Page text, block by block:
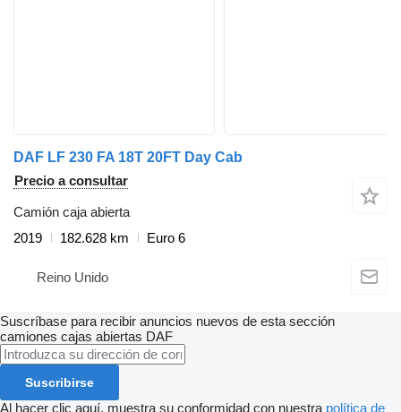
DAF LF 230 FA 18T 20FT Day Cab
Precio a consultar
Camión caja abierta
2019
182.628 km Euro 6
Reino Unido
Suscríbase para recibir anuncios nuevos de esta sección
camiones cajas abiertas DAF
Suscribirse
Al hacer clic aquí, muestra su conformidad con nuestra política de